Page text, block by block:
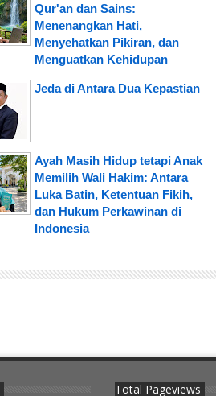
Qur'an dan Sains:
Menenangkan Hati,
Menyehatkan Pikiran, dan
Menguatkan Kehidupan
Jeda di Antara Dua Kepastian
Ayah Masih Hidup tetapi Anak
Memilih Wali Hakim: Antara
Luka Batin, Ketentuan Fikih,
dan Hukum Perkawinan di
Indonesia
Total Pageviews